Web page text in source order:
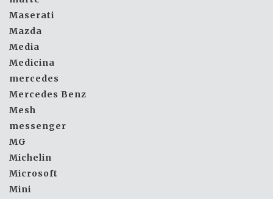
Maserati
Mazda
Media
Medicina
mercedes
Mercedes Benz
Mesh
messenger
MG
Michelin
Microsoft
Mini